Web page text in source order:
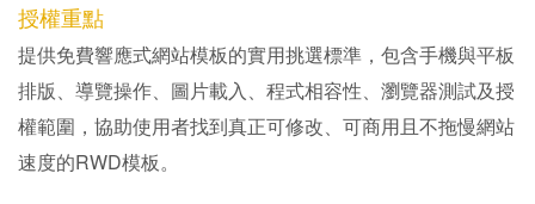
授權重點
提供免費響應式網站模板的實用挑選標準，包含手機與平板
排版、導覽操作、圖片載入、程式相容性、瀏覽器測試及授
權範圍，協助使用者找到真正可修改、可商用且不拖慢網站
速度的RWD模板。